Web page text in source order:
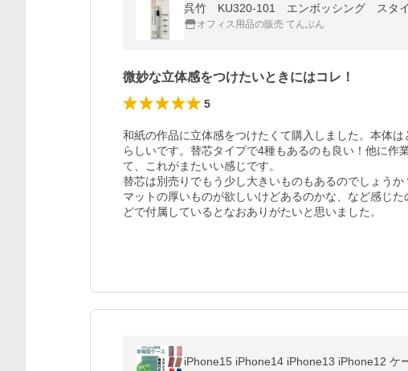
呉竹 KU320-101 エンボッシング スタ
オフィス用品の販売 てんぶん
微妙な立体感をつけたいときにはコレ！
5
和紙の作品に立体感をつけたくて購入しました。本体
らしいです。替芯タイプで4種もあるのも良い！他に作
て、これがまたいい感じです。
替芯は別売りでもう少し大きいものもあるのでしょうか
マットの厚いものが欲しいけどあるのかな、など感じ
どで付属しているとなおありがたいと思いました。
iPhone15 iPhone14 iPhone13 iPhone12 ケ